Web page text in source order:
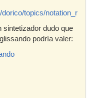
topics/
sintetizador dudo que
podría valer: